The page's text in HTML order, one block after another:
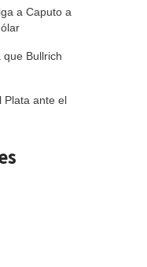
a Caputo a
Bullrich
Plata ante el